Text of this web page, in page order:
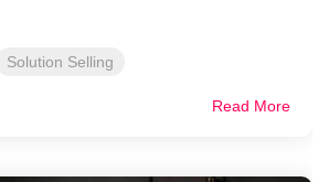
Solution Selling
Read More